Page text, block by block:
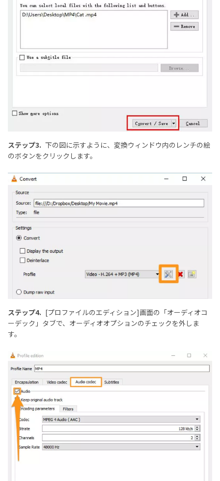
ステップ3. 下の図に示すように、変換ウィンドウ内のレンチの絵
のボタンをクリックします。
ステップ4. [プロファイルのエディション]画面の「オーディオコ
ーデック」タブで、オーディオオプションのチェックを外しま
す。